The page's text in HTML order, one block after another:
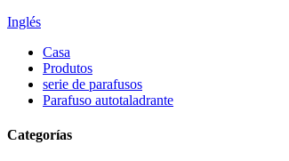
Inglés
Casa
Produtos
serie de parafusos
Parafuso autotaladrante
Categorías